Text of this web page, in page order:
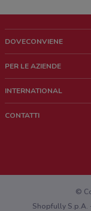
DOVECONVIENE
Chi siamo
Lavora con noi
PER LE AZIENDE
Richieste commerciali e
INTERNATIONAL
CONTATTI
Hai un
©
Shopfully S.p.A.